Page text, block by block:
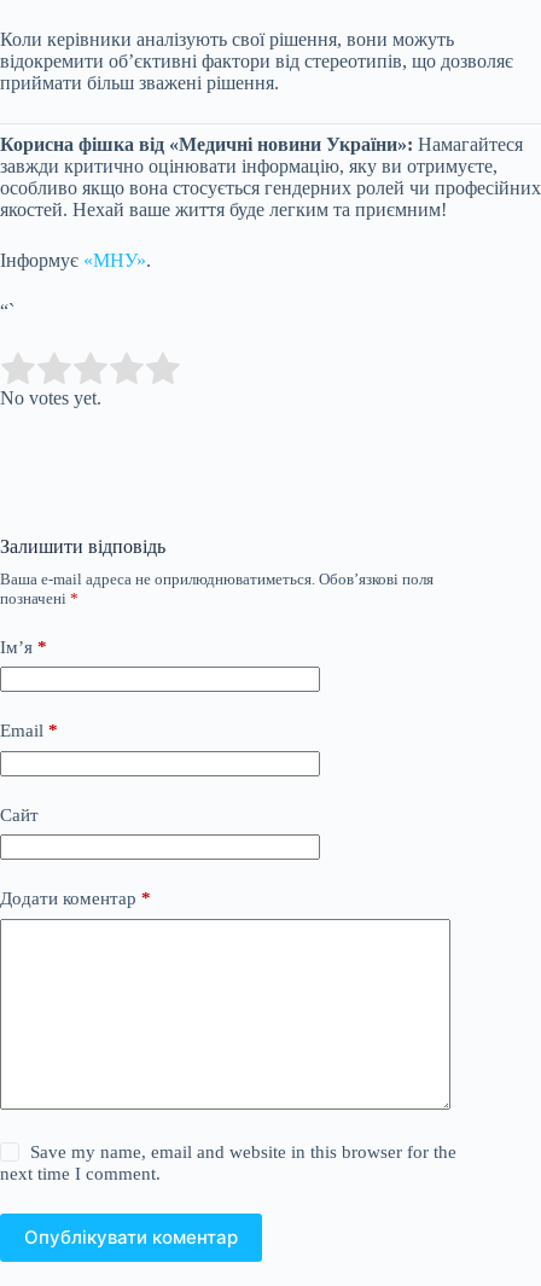
Коли керівники аналізують свої рішення, вони можуть
відокремити об’єктивні фактори від стереотипів, що дозволяє
приймати більш зважені рішення.
Корисна фішка від «Медичні новини України»: Намагайтеся
завжди критично оцінювати інформацію, яку ви отримуєте,
особливо якщо вона стосується гендерних ролей чи професійних
якостей. Нехай ваше життя буде легким та приємним!
Інформує «МНУ».
“`
Rate this item:
No votes yet.
Залишити відповідь
Ваша e-mail адреса не оприлюднюватиметься. Обов’язкові поля
позначені *
Ім’я *
Email *
Сайт
Додати коментар *
Save my name, email and website in this browser for the
next time I comment.
Опублікувати коментар